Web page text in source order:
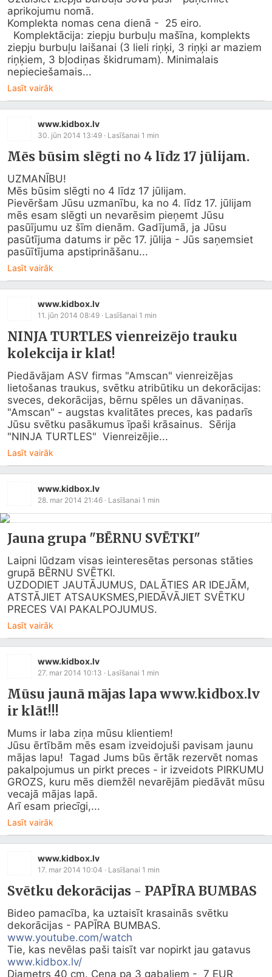
aprikojumu nomā.
Komplekta nomas cena dienā -  25 eiro.
ziepju burbuļu laišanai (3 lieli riņķi, 3 riņķi ar maziem
riņķiem, 3 bļodiņas škidrumam). Minimalais
nepieciešamais...
Lasīt vairāk
www.kidbox.lv
30. jūn 2014 13:49 · Lasīšanai 1 min
Mēs būsim slēgti no 4 līdz 17 jūlijam.
UZMANĪBU!
Mēs būsim slēgti no 4 līdz 17 jūlijam.
Pievēršam Jūsu uzmanību, ka no 4. līdz 17. jūlijam
mēs esam slēgti un nevarēsim pieņemt Jūsu
pasūījumu uz šīm dienām. Gadījumā, ja Jūsu
pasūtījuma datums ir pēc 17. jūlija - Jūs saņemsiet
pasūītījuma apstiprināšanu...
Lasīt vairāk
www.kidbox.lv
11. jūn 2014 08:49 · Lasīšanai 1 min
NINJA TURTLES vienreizējo trauku
kolekcija ir klat!
Piedāvājam ASV firmas "Amscan" vienreizējas
lietošanas traukus, svētku atribūtiku un dekorācijas:
sveces, dekorācijas, bērnu spēles un dāvaniņas.
"Amscan" - augstas kvalitātes preces, kas padarīs
Jūsu svētku pasākumus īpaši krāsainus.  Sērija
"NINJA TURTLES"  Vienreizējie...
Lasīt vairāk
www.kidbox.lv
28. mar 2014 21:46 · Lasīšanai 1 min
Jauna grupa "BĒRNU SVĒTKI"
Laipni lūdzam visas ieinteresētas personas stāties
grupā BĒRNU SVĒTKI.
UZDODIET JAUTĀJUMUS, DALĀTIES AR IDEJĀM,
ATSTĀJIET ATSAUKSMES,PIEDĀVĀJIET SVĒTKU
PRECES VAI PAKALPOJUMUS.
Lasīt vairāk
www.kidbox.lv
27. mar 2014 10:13 · Lasīšanai 1 min
Mūsu jaunā mājas lapa www.kidbox.lv
ir klāt!!!
Mums ir laba ziņa mūsu klientiem!
Jūsu ērtībām mēs esam izveidojuši pavisam jaunu
mājas lapu!  Tagad Jums būs ērtāk rezervēt nomas
pakalpojumus un pirkt preces - ir izveidots PIRKUMU
GROZS, kuru mēs diemžēl nevarējām piedāvāt mūsu
vecajā mājas lapā.
Arī esam priecīgi,...
Lasīt vairāk
www.kidbox.lv
17. mar 2014 10:04 · Lasīšanai 1 min
Svētku dekorācijas - PAPĪRA BUMBAS
Bideo pamacība, ka uztaisīt krasainās svētku
www.youtube.com/watch
www.kidbox.lv/
Diametrs 40 cm. Cena pa 3 gabaliem -  7 EUR